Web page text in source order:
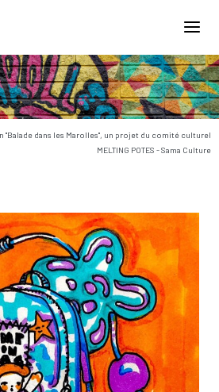
"Balade dans les Marolles", un projet du comité culturel
MELTING POTES - Sama Culture